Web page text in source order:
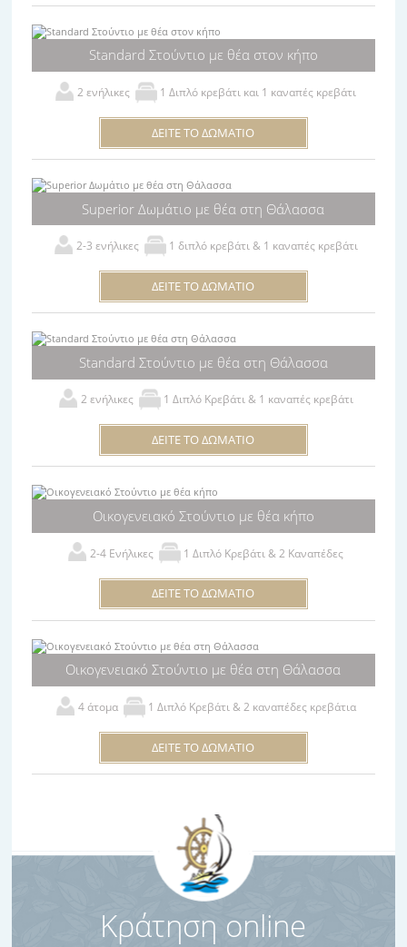
γήπεδο μπάσκετ και παιδική χαρά.
Στον ευρύχωρο χώρο της αυλής και στον κήπο
του ξενοδοχείου σερβίρεται πρωινό, πίτσα,
μακαρονάδες και επίσης έχετε την δυνατότητα
να ψήσετε με την παρέα σας.
Σας περιμένουμε για να απολαύσετε τις
διακοπές σας το καλοκαίρι
Standard Στούντιο με θέα στον κήπο
2 ενήλικες 1 Διπλό κρεβάτι και 1 καναπές κρεβάτι
ΔΕΙΤΕ ΤΟ ΔΩΜΑΤΙΟ
Superior Δωμάτιο με θέα στη Θάλασσα
2-3 ενήλικες 1 διπλό κρεβάτι & 1 καναπές κρεβάτι
ΔΕΙΤΕ ΤΟ ΔΩΜΑΤΙΟ
Standard Στούντιο με θέα στη Θάλασσα
2 ενήλικες 1 Διπλό Κρεβάτι & 1 καναπές κρεβάτι
ΔΕΙΤΕ ΤΟ ΔΩΜΑΤΙΟ
Οικογενειακό Στούντιο με θέα κήπο
2-4 Ενήλικες 1 Διπλό Κρεβάτι & 2 Καναπέδες
ΔΕΙΤΕ ΤΟ ΔΩΜΑΤΙΟ
Οικογενειακό Στούντιο με θέα στη Θάλασσα
4 άτομα 1 Διπλό Κρεβάτι & 2 καναπέδες κρεβάτια
ΔΕΙΤΕ ΤΟ ΔΩΜΑΤΙΟ
Κράτηση online